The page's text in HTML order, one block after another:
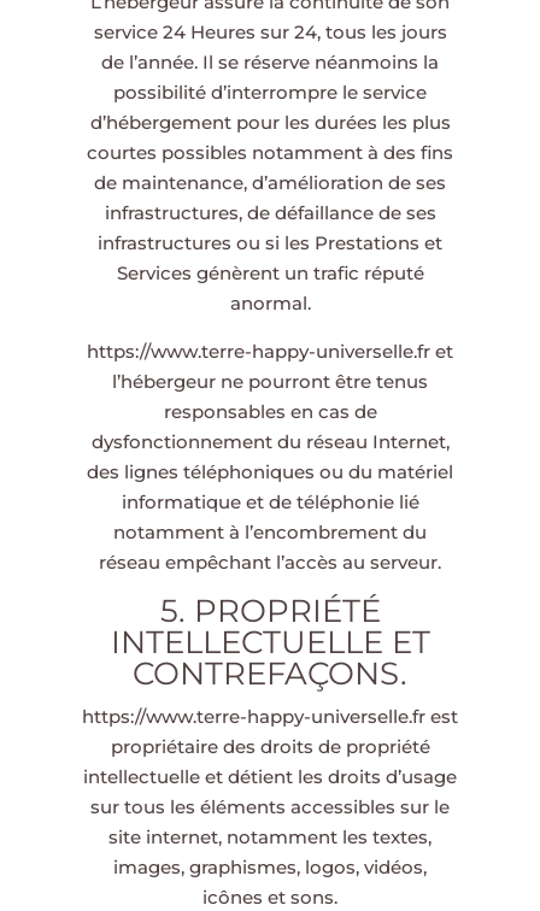
service 24 Heures sur 24, tous les jours
de l’année. Il se réserve néanmoins la
possibilité d’interrompre le service
d’hébergement pour les durées les plus
courtes possibles notamment à des fins
de maintenance, d’amélioration de ses
infrastructures, de défaillance de ses
infrastructures ou si les Prestations et
Services génèrent un trafic réputé
anormal.
https://www.terre-happy-universelle.fr et
l’hébergeur ne pourront être tenus
responsables en cas de
dysfonctionnement du réseau Internet,
des lignes téléphoniques ou du matériel
informatique et de téléphonie lié
notamment à l’encombrement du
réseau empêchant l’accès au serveur.
5. PROPRIÉTÉ
INTELLECTUELLE ET
CONTREFAÇONS.
https://www.terre-happy-universelle.fr est
propriétaire des droits de propriété
intellectuelle et détient les droits d’usage
sur tous les éléments accessibles sur le
site internet, notamment les textes,
images, graphismes, logos, vidéos,
icônes et sons.